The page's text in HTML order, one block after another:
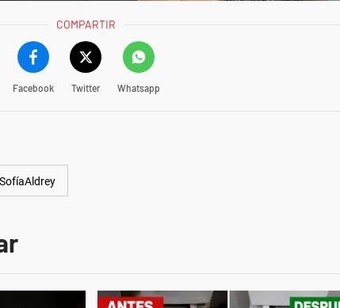
COMPARTIR
Facebook Twitter Whatsapp
SofíaAldrey